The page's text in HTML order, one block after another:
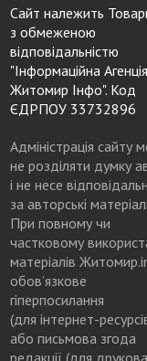
Сайт належить
з обмеженою
відповідальністю
"Інформаційна Агенція
Житомир Інфо". Код
ЄДРПОУ 33732896
Адміністрація сайту
не розділяти думку
і не несе
за авторські
При повному чи
частковому
матеріалів
обов’язкове
гіперпосилання
(для інтернет-
або письмова згода
редакції (для